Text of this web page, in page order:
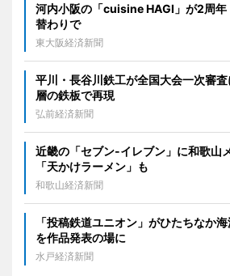
河内小阪の「cuisine HAGI」が2周
替わりで
東大阪経済新聞
平川・長谷川鉄工が全国大会一次審
層の鉄板で再現
弘前経済新聞
近畿の「セブン-イレブン」に和歌
「天かけラーメン」も
和歌山経済新聞
「投稿鉄道ユニオン」がひたちなか
を作品発表の場に
水戸経済新聞